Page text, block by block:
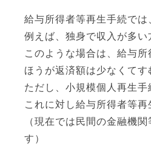
給与所得者等再生手続で
例えば、独身で収入が多
このような場合は、給与
ほうが返済額は少なくてす
ただし、小規模個人再生
これに対し給与所得者等
（現在では民間の金融機
す）